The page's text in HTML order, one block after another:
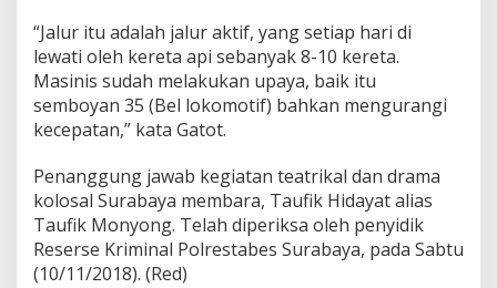
“Jalur itu adalah jalur aktif, yang setiap hari di
lewati oleh kereta api sebanyak 8-10 kereta.
Masinis sudah melakukan upaya, baik itu
semboyan 35 (Bel lokomotif) bahkan mengurangi
kecepatan,” kata Gatot.
Penanggung jawab kegiatan teatrikal dan drama
kolosal Surabaya membara, Taufik Hidayat alias
Taufik Monyong. Telah diperiksa oleh penyidik
Reserse Kriminal Polrestabes Surabaya, pada Sabtu
(10/11/2018). (Red)